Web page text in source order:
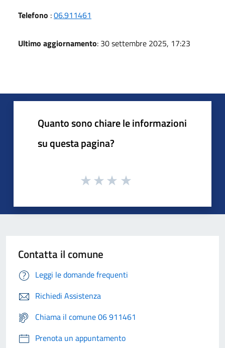
Telefono :06.911461
Ultimo aggiornamento: 30 settembre 2025, 17:23
Quanto sono chiare le informazioni
su questa pagina?
Contatta il comune
Leggi le domande frequenti
Richiedi Assistenza
Chiama il comune 06 911461
Prenota un appuntamento